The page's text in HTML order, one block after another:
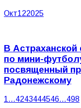
Окт122025
В Астраханской
по мини-
посвященный
Радонежскому
1…4243444546…498